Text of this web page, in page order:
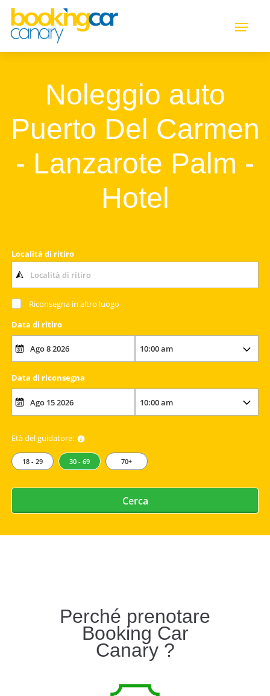
Noleggio auto
Puerto Del Carmen
- Lanzarote Palm -
Hotel
Località di ritiro
Riconsegna in altro luogo
Data di ritiro
Data di riconsegna
Età del guidatore:
18 - 29 30 - 69 70+
Cerca
Perché prenotare
Booking Car
Canary ?